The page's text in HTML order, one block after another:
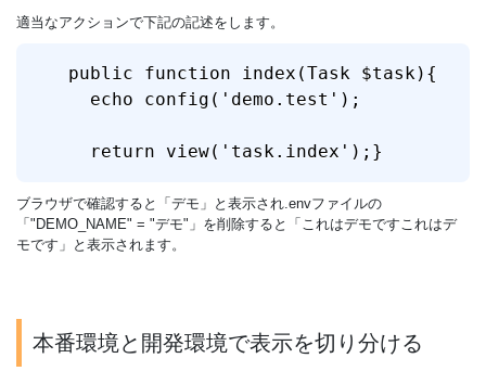
適当なアクションで下記の記述をします。
public function index(Task $task){
  echo config('demo.test');
  return view('task.index');}
ブラウザで確認すると「デモ」と表示され.envファイルの
「"DEMO_NAME" = "デモ"」を削除すると「これはデモですこれはデ
モです」と表示されます。
本番環境と開発環境で表示を切り分ける